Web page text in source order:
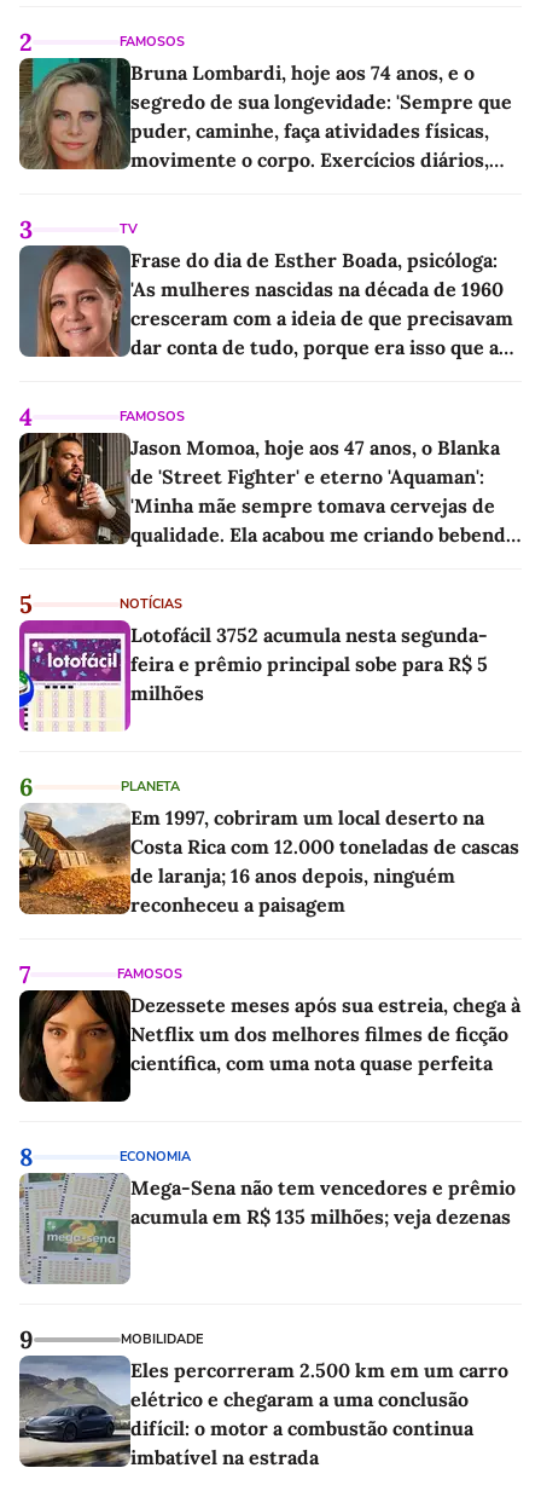
2 FAMOSOS
Bruna Lombardi, hoje aos 74 anos, e o
segredo de sua longevidade: 'Sempre que
puder, caminhe, faça atividades físicas,
movimente o corpo. Exercícios diários,
3 TV
Frase do dia de Esther Boada, psicóloga:
'As mulheres nascidas na década de 1960
cresceram com a ideia de que precisavam
dar conta de tudo, porque era isso que a
4 FAMOSOS
Jason Momoa, hoje aos 47 anos, o Blanka
de 'Street Fighter' e eterno 'Aquaman':
'Minha mãe sempre tomava cervejas de
qualidade. Ela acabou me criando bebendo
5 NOTÍCIAS
Lotofácil 3752 acumula nesta segunda-
feira e prêmio principal sobe para R$ 5
milhões
6 PLANETA
Em 1997, cobriram um local deserto na
Costa Rica com 12.000 toneladas de cascas
de laranja; 16 anos depois, ninguém
reconheceu a paisagem
7 FAMOSOS
Dezessete meses após sua estreia, chega à
Netflix um dos melhores filmes de ficção
científica, com uma nota quase perfeita
8 ECONOMIA
Mega-Sena não tem vencedores e prêmio
acumula em R$ 135 milhões; veja dezenas
9 MOBILIDADE
Eles percorreram 2.500 km em um carro
elétrico e chegaram a uma conclusão
difícil: o motor a combustão continua
imbatível na estrada